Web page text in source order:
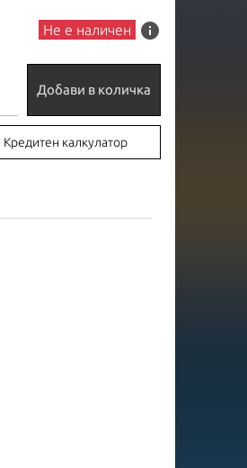
Не е наличен info
Добави в количка
Кредитен калкулатор